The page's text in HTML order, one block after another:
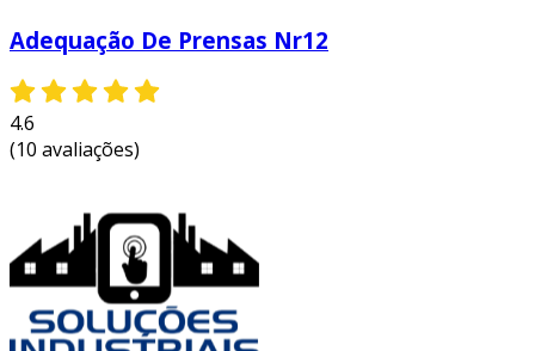
Adequação De Prensas Nr12
4.6
(10 avaliações)